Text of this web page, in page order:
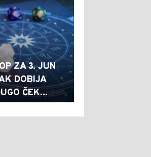
ZA 3. JUN
DOBIJA
ČEK...